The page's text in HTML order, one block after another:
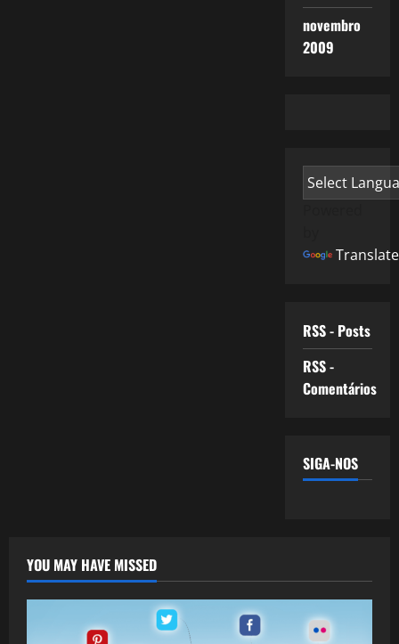
novembro
2009
Translate
RSS - Posts
RSS -
Comentários
SIGA-NOS
YOU MAY HAVE MISSED